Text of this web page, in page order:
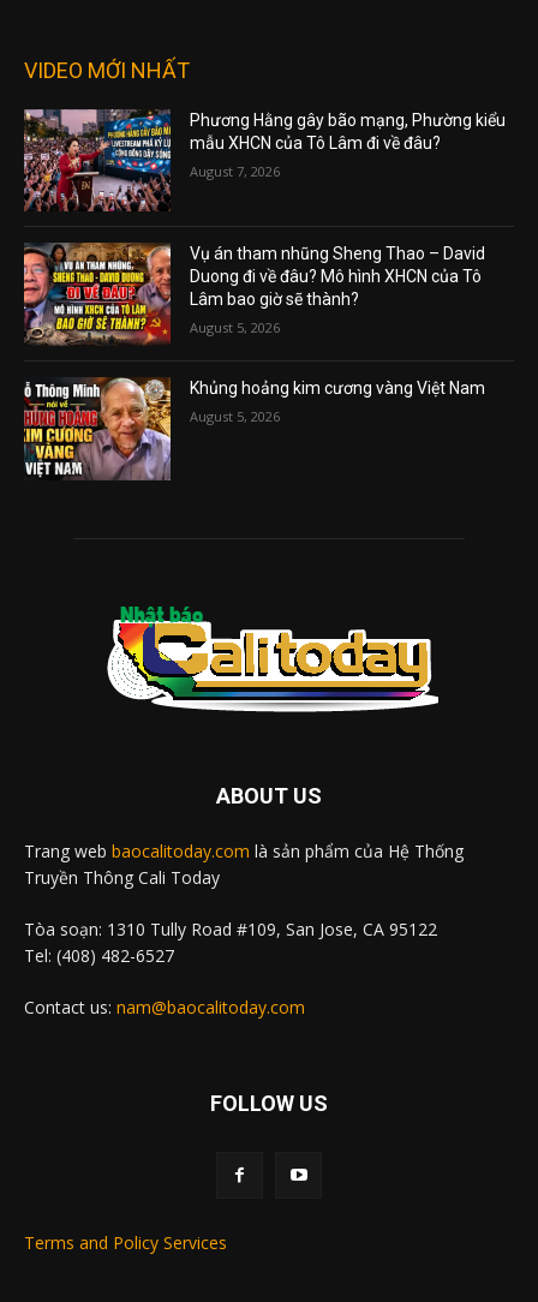
VIDEO MỚI NHẤT
Phương Hằng gây bão mạng, Phường kiểu
mẫu XHCN của Tô Lâm đi về đâu?
August 7, 2026
Vụ án tham nhũng Sheng Thao – David
Duong đi về đâu? Mô hình XHCN của Tô
Lâm bao giờ sẽ thành?
August 5, 2026
Khủng hoảng kim cương vàng Việt Nam
August 5, 2026
ABOUT US
Trang web baocalitoday.com là sản phẩm của Hệ Thống
Truyền Thông Cali Today
Tòa soạn: 1310 Tully Road #109, San Jose, CA 95122
Tel: (408) 482-6527
Contact us: nam@baocalitoday.com
FOLLOW US
Terms and Policy Services